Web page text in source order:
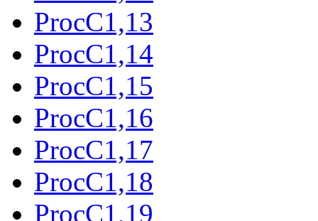
ProcC1,13
ProcC1,14
ProcC1,15
ProcC1,16
ProcC1,17
ProcC1,18
ProcC1,19